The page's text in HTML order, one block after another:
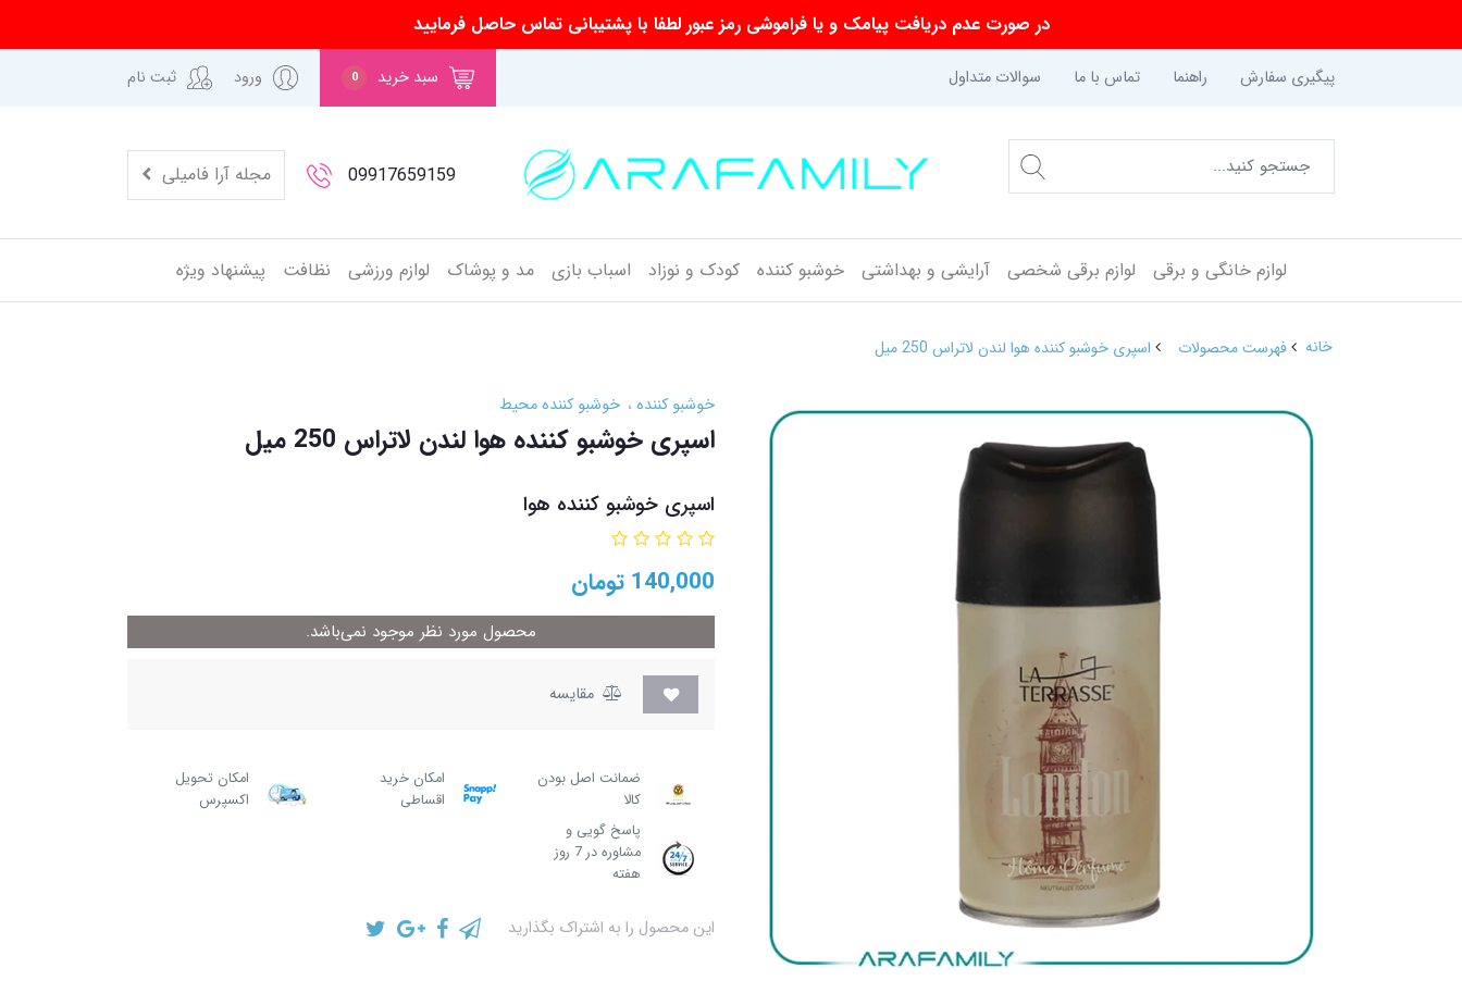
در صورت عدم دریافت پیامک و یا فراموشی رمز عبور لطفا با پشتیبانی تماس حاصل فرمایید
پیگیری سفارش راهنما تماس با ما سوالات متداول سبد خرید 0 ورود ثبت نام
09917659159 مجله آرا فامیلی
لوازم خانگی و برقی لوازم برقی شخصی آرایشی و بهداشتی خوشبو کننده کودک و نوزاد اسباب بازی مد و پوشاک لوازم ورزشی نظافت پیشنهاد ویژه
خانه فهرست محصولات اسپری خوشبو کننده هوا لندن لاتراس 250 میل
خوشبو کننده خوشبو کننده محیط
اسپری خوشبو کننده هوا لندن لاتراس 250 میل
اسپری خوشبو کننده هوا
140,000 تومان
محصول مورد نظر موجود نمی‌باشد.
مقایسه
ضمانت اصل بودن
کالا
امکان خرید
اقساطی
امکان تحویل
اکسپرس
پاسخ گویی و
مشاوره در 7 روز
هفته
این محصول را به اشتراک بگذارید